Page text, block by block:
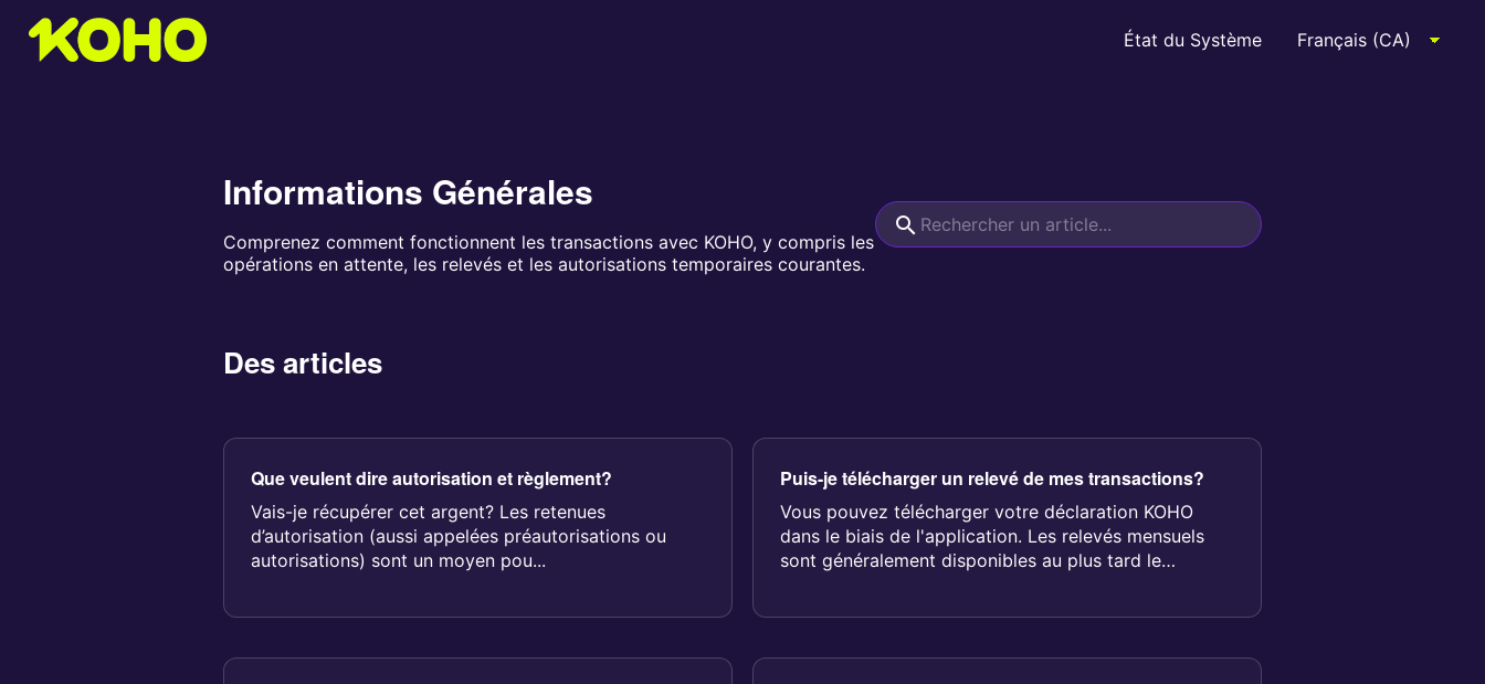
État du Système
Informations Générales
Comprenez comment fonctionnent les transactions avec KOHO, y compris les
opérations en attente, les relevés et les autorisations temporaires courantes.
Des articles
Que veulent dire autorisation et règlement?
Vais-je récupérer cet argent? Les retenues
d’autorisation (aussi appelées préautorisations ou
autorisations) sont un moyen pou...
Puis-je télécharger un relevé de mes transactions?
Vous pouvez télécharger votre déclaration KOHO
dans le biais de l'application. Les relevés mensuels
sont généralement disponibles au plus tard le